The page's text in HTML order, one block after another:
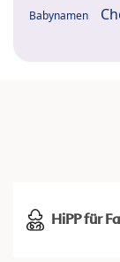
Babynamen
HiPP für